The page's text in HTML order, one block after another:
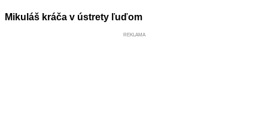
Mikuláš kráča v ústrety ľuďom
REKLAMA